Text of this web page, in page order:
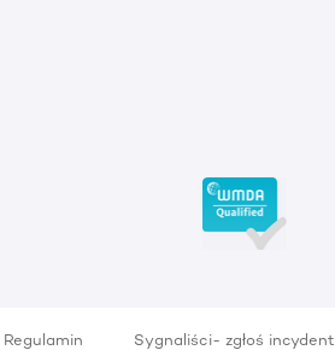
Regulamin Sygnaliści- zgłoś incydent